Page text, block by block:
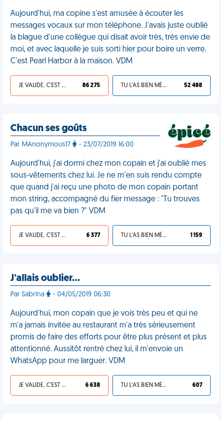
Aujourd'hui, ma copine s'est amusée à écouter les
messages vocaux sur mon téléphone. J'avais juste oublié
la blague d'une collègue qui disait avoir très, très envie de
moi, et avec laquelle je suis sorti hier pour boire un verre.
C'est Pearl Harbor à la maison. VDM
JE VALIDE, C'EST UNE VDM 86 275 TU L'AS BIEN MÉRITÉ 52 488
Chacun ses goûts
Par MAnonymous17 - 23/07/2019 16:00
Aujourd'hui, j'ai dormi chez mon copain et j'ai oublié mes
sous-vêtements chez lui. Je ne m'en suis rendu compte
que quand j'ai reçu une photo de mon copain portant
mon string, accompagné du fier message : "Tu trouves
pas qu'il me va bien ?" VDM
JE VALIDE, C'EST UNE VDM 6 377 TU L'AS BIEN MÉRITÉ 1 159
J'allais oublier…
Par Sabrina - 04/05/2019 06:30
Aujourd'hui, mon copain que je vois très peu et qui ne
m'a jamais invitée au restaurant m'a très sérieusement
promis de faire des efforts pour être plus présent et plus
attentionné. Aussitôt rentré chez lui, il m'envoie un
WhatsApp pour me larguer. VDM
JE VALIDE, C'EST UNE VDM 6 638 TU L'AS BIEN MÉRITÉ 607